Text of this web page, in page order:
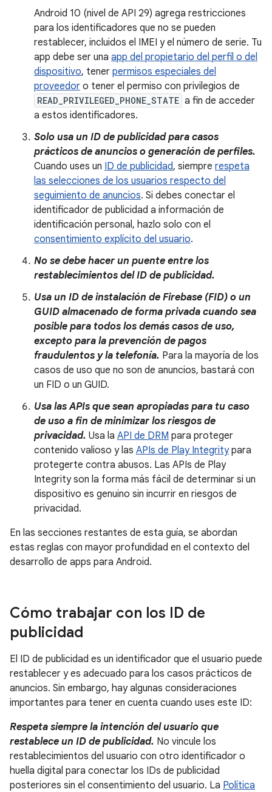
Android 10 (nivel de API 29) agrega restricciones
para los identificadores que no se pueden
restablecer, incluidos el IMEI y el número de serie. Tu
app debe ser una app del propietario del perfil o del
dispositivo, tener permisos especiales del
proveedor o tener el permiso con privilegios de
READ_PRIVILEGED_PHONE_STATE a fin de acceder
a estos identificadores.
Solo usa un ID de publicidad para casos
prácticos de anuncios o generación de perfiles.
Cuando uses un ID de publicidad, siempre respeta
las selecciones de los usuarios respecto del
seguimiento de anuncios. Si debes conectar el
identificador de publicidad a información de
identificación personal, hazlo solo con el
consentimiento explícito del usuario.
No se debe hacer un puente entre los
restablecimientos del ID de publicidad.
Usa un ID de instalación de Firebase (FID) o un
GUID almacenado de forma privada cuando sea
posible para todos los demás casos de uso,
excepto para la prevención de pagos
fraudulentos y la telefonía. Para la mayoría de los
casos de uso que no son de anuncios, bastará con
un FID o un GUID.
Usa las APIs que sean apropiadas para tu caso
de uso a fin de minimizar los riesgos de
privacidad. Usa la API de DRM para proteger
contenido valioso y las APIs de Play Integritypara
protegerte contra abusos. Las APIs de Play
Integrity son la forma más fácil de determinar si un
dispositivo es genuino sin incurrir en riesgos de
privacidad.
En las secciones restantes de esta guía, se abordan
estas reglas con mayor profundidad en el contexto del
desarrollo de apps para Android.
Cómo trabajar con los ID de
publicidad
El ID de publicidad es un identificador que el usuario puede
restablecer y es adecuado para los casos prácticos de
anuncios. Sin embargo, hay algunas consideraciones
importantes para tener en cuenta cuando uses este ID:
Respeta siempre la intención del usuario que
restablece un ID de publicidad. No vincule los
restablecimientos del usuario con otro identificador o
huella digital para conectar los IDs de publicidad
posteriores sin el consentimiento del usuario. La Política